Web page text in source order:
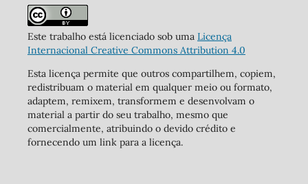
Este trabalho está licenciado sob uma Licença
Internacional Creative Commons Attribution 4.0
Esta licença permite que outros compartilhem, copiem,
redistribuam o material em qualquer meio ou formato,
adaptem, remixem, transformem e desenvolvam o
material a partir do seu trabalho, mesmo que
comercialmente, atribuindo o devido crédito e
fornecendo um link para a licença.